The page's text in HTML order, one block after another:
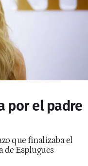
por el padre
que finalizaba el
de Esplugues